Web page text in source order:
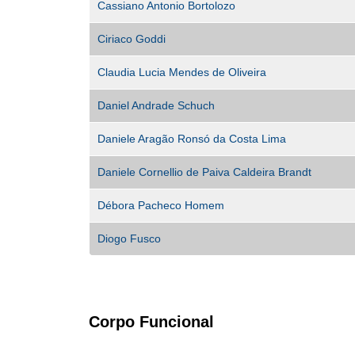
Cassiano Antonio Bortolozo
Ciriaco Goddi
Claudia Lucia Mendes de Oliveira
Daniel Andrade Schuch
Daniele Aragão Ronsó da Costa Lima
Daniele Cornellio de Paiva Caldeira Brandt
Débora Pacheco Homem
Diogo Fusco
Corpo Funcional